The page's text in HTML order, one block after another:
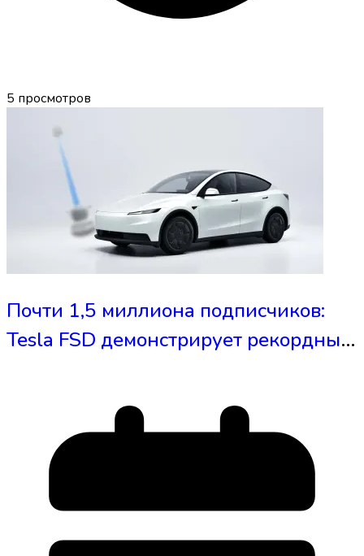
5 просмотров
Почти 1,5 миллиона подписчиков:
Tesla FSD демонстрирует рекордный